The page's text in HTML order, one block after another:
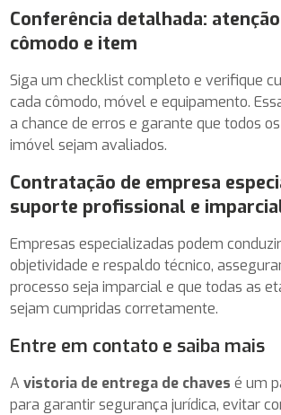
Conferência detalhada:
cômodo e item
Siga um checklist completo e verifique
cada cômodo, móvel e equipamento.
a chance de erros e garante que todos
imóvel sejam avaliados.
Contratação de empresa
suporte profissional e
Empresas especializadas podem
objetividade e respaldo técnico,
processo seja imparcial e que todas as
sejam cumpridas corretamente.
Entre em contato e saiba mais
Avistoria de entrega de chaves é um
para garantir segurança jurídica, evitar